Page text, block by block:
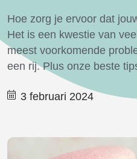
Hoe zorg je ervoor dat
Het is een kwestie van
meest voorkomende
een rij. Plus onze beste
3 februari 2024